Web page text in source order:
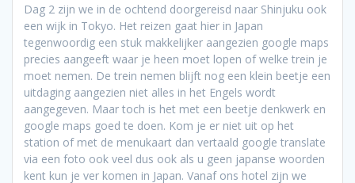
Dag 2 zijn we in de ochtend doorgereisd naar Shinjuku ook
een wijk in Tokyo. Het reizen gaat hier in Japan
tegenwoordig een stuk makkelijker aangezien google maps
precies aangeeft waar je heen moet lopen of welke trein je
moet nemen. De trein nemen blijft nog een klein beetje een
uitdaging aangezien niet alles in het Engels wordt
aangegeven. Maar toch is het met een beetje denkwerk en
google maps goed te doen. Kom je er niet uit op het
station of met de menukaart dan vertaald google translate
via een foto ook veel dus ook als u geen japanse woorden
kent kun je ver komen in Japan. Vanaf ons hotel zijn we